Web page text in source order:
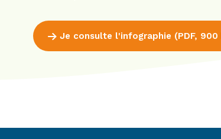
Je consulte l'infographie (PDF, 900